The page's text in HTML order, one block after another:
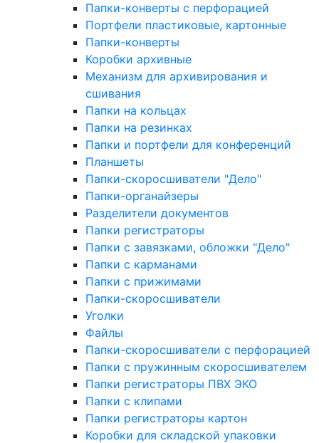
Папки-конверты с перфорацией
Портфели пластиковые, картонные
Папки-конверты
Коробки архивные
Механизм для архивирования и
сшивания
Папки на кольцах
Папки на резинках
Папки и портфели для конференций
Планшеты
Папки-скоросшиватели "Дело"
Папки-органайзеры
Разделители документов
Папки регистраторы
Папки с завязками, обложки "Дело"
Папки с карманами
Папки с прижимами
Папки-скоросшиватели
Уголки
Файлы
Папки-скоросшиватели с перфорацией
Папки с пружинным скоросшивателем
Папки регистраторы ПВХ ЭКО
Папки с клипами
Папки регистраторы картон
Коробки для складской упаковки